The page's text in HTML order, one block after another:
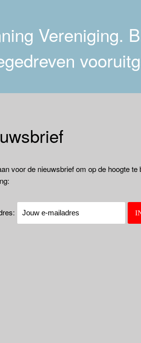
Vereniging.
voor de nieuwsbrief om op de hoogte